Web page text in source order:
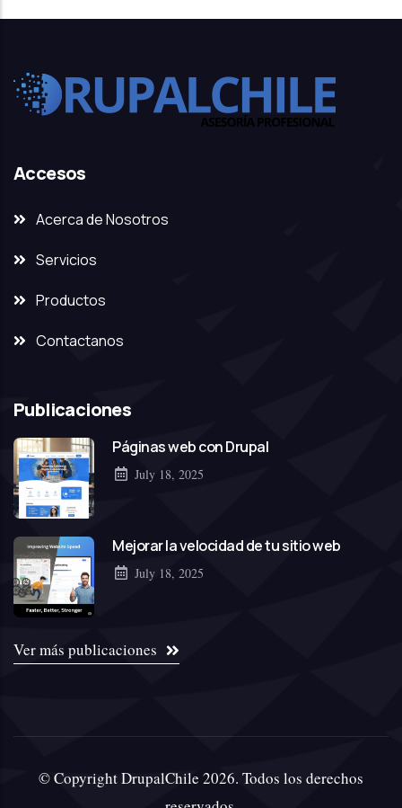
Accesos
Acerca de Nosotros
Servicios
Productos
Contactanos
Publicaciones
Páginas web con Drupal
July 18, 2025
Mejorar la velocidad de tu sitio web
July 18, 2025
Ver más publicaciones
© Copyright DrupalChile 2026. Todos los derechos